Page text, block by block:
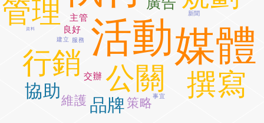
活動媒體
公關
行銷
管理
撰寫
品牌
協助
策略
維護
主管
良好
交辦
建立 服務
事宜
新聞
資料